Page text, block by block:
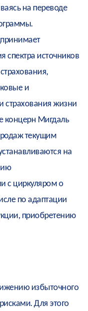
на переводе
источников
и
страхования жизни
концерн Мигдаль
текущим
на
с циркуляром о
по адаптации
приобретению
избыточного
Для этого